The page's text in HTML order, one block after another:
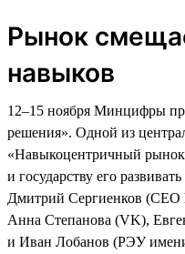
Рынок
навыков
12–15 ноября Минцифры
решения». Одной из
«Навыкоцентричный
и государству его
Дмитрий Сергиенков
Анна Степанова (VK),
и Иван Лобанов (РЭУ